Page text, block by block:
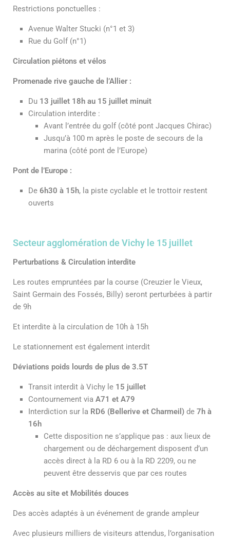
Restrictions ponctuelles :
Avenue Walter Stucki (n°1 et 3)
Rue du Golf (n°1)
Circulation piétons et vélos
Promenade rive gauche de l’Allier :
Du 13 juillet 18h au 15 juillet minuit
Circulation interdite :
Avant l’entrée du golf (côté pont Jacques Chirac)
Jusqu’à 100 m après le poste de secours de la
marina (côté pont de l’Europe)
Pont de l’Europe :
De 6h30 à 15h, la piste cyclable et le trottoir restent
ouverts
Secteur agglomération de Vichy le 15 juillet
Perturbations & Circulation interdite
Les routes empruntées par la course (Creuzier le Vieux,
Saint Germain des Fossés, Billy) seront perturbées à partir
de 9h
Et interdite à la circulation de 10h à 15h
Le stationnement est également interdit
Déviations poids lourds de plus de 3.5T
Transit interdit à Vichy le 15 juillet
Contournement via A71 et A79
Interdiction sur la RD6 (Bellerive et Charmeil) de 7h à
16h
Cette disposition ne s’applique pas : aux lieux de
chargement ou de déchargement disposent d’un
accès direct à la RD 6 ou à la RD 2209, ou ne
peuvent être desservis que par ces routes
Accès au site et Mobilités douces
Des accès adaptés à un événement de grande ampleur
Avec plusieurs milliers de visiteurs attendus, l’organisation